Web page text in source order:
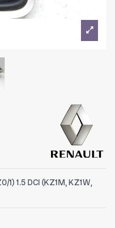
1) 1.5 DCI (KZ1M, KZ1W,